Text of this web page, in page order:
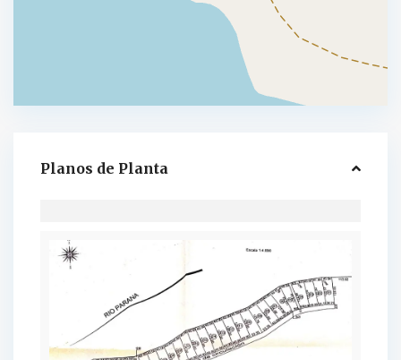
Planos de Planta